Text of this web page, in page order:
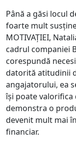
Până a găsi locul
foarte mult
MOTIVAȚIEI,
cadrul companiei
corespundă
datorită atitudinii
angajatorului, ea
își poate
demonstra o
devenit mult mai
financiar.